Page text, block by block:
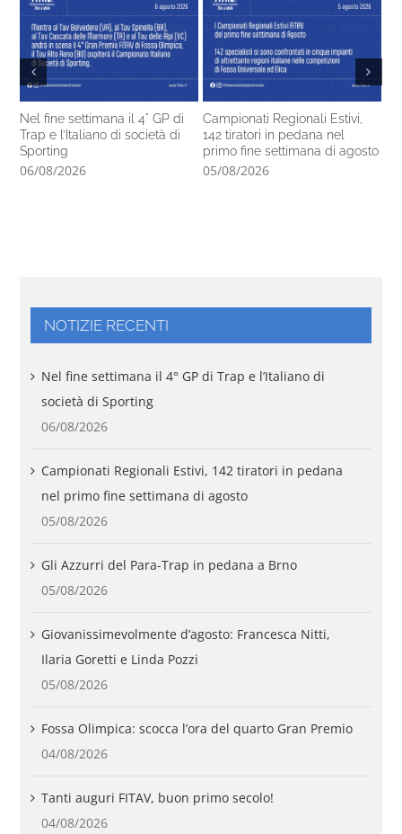
Nel fine settimana il 4° GP di
Trap e l’Italiano di società di
Sporting
06/08/2026
Campionati Regionali Estivi,
142 tiratori in pedana nel
primo fine settimana di agosto
05/08/2026
NOTIZIE RECENTI
Nel fine settimana il 4° GP di Trap e l’Italiano di
società di Sporting
06/08/2026
Campionati Regionali Estivi, 142 tiratori in pedana
nel primo fine settimana di agosto
05/08/2026
Gli Azzurri del Para-Trap in pedana a Brno
05/08/2026
Giovanissimevolmente d’agosto: Francesca Nitti,
Ilaria Goretti e Linda Pozzi
05/08/2026
Fossa Olimpica: scocca l’ora del quarto Gran Premio
04/08/2026
Tanti auguri FITAV, buon primo secolo!
04/08/2026